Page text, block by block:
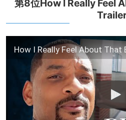
第8位How I Really Feel
How I Really Feel About That